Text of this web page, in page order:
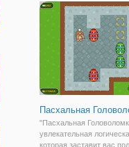
игре. Ведь здесь вы
Пасхальная
"Пасхальная
увлекательная
которая заставит вас